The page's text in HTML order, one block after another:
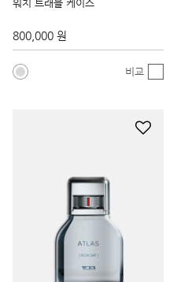
워치 트래블 케이스
800,000 원
비교